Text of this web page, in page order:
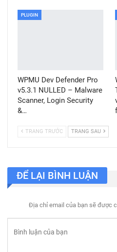
PLUGIN
WPMU Dev Defender Pro
v5.3.1 NULLED – Malware
Scanner, Login Security
&…
TRANG TRƯỚC TRANG SAU
ĐỂ LẠI BÌNH LUẬN
Địa chỉ email của bạn sẽ được